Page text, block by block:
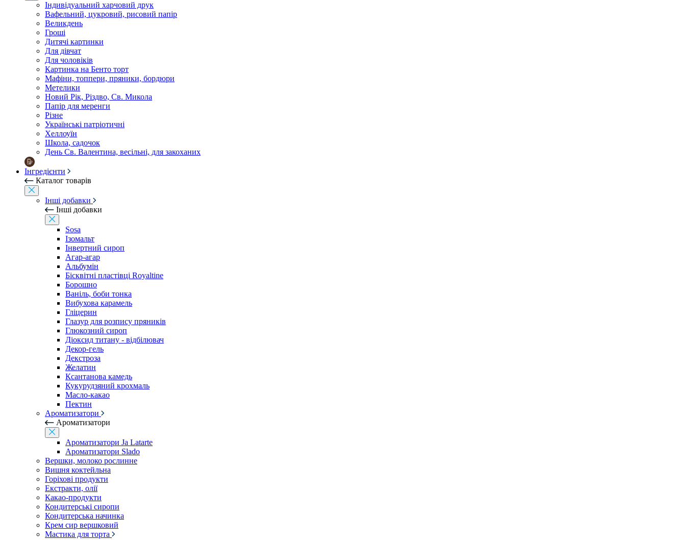
Індивідуальний харчовий друк
Вафельний, цукровий, рисовий папір
Великдень
Гроші
Дитячі картинки
Для дівчат
Для чоловіків
Картинка на Бенто торт
Мафіни, топпери, пряники, бордюри
Метелики
Новий Рік, Різдво, Св. Микола
Папір для меренги
Різне
Українські патріотичні
Хеллоуїн
Школа, садочок
День Св. Валентина, весільні, для закоханих
Інгредієнти
Каталог товарів
Інші добавки
Інші добавки
Sosa
Ізомальт
Інвертний сироп
Агар-агар
Альбумін
Бісквітні пластівці Royaltine
Борошно
Ваніль, боби тонка
Вибухова карамель
Гліцерин
Глазур для розпису пряників
Глюкозний сироп
Діоксид титану - відбілювач
Декор-гель
Декстроза
Желатин
Ксантанова камедь
Кукурудзяний крохмаль
Масло-какао
Пектин
Ароматизатори
Ароматизатори
Ароматизатори Ja Latarte
Ароматизатори Slado
Вершки, молоко рослинне
Вишня коктейльна
Горіхові продукти
Екстракти, олії
Какао-продукти
Кондитерські сиропи
Кондитерська начинка
Крем сир вершковий
Мастика для торта